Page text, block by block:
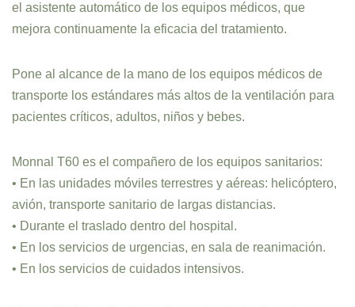
el asistente automático de los equipos médicos, que
mejora continuamente la eficacia del tratamiento.
Pone al alcance de la mano de los equipos médicos de
transporte los estándares más altos de la ventilación para
pacientes críticos, adultos, niños y bebes.
Monnal T60 es el compañero de los equipos sanitarios:
• En las unidades móviles terrestres y aéreas: helicóptero,
avión, transporte sanitario de largas distancias.
• Durante el traslado dentro del hospital.
• En los servicios de urgencias, en sala de reanimación.
• En los servicios de cuidados intensivos.